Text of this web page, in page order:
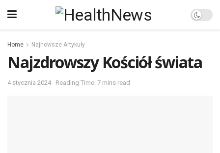
Home Najnowsze Artykuły
Najzdrowszy Kościół świata
4 stycznia 2024 Reading Time: 7 mins read